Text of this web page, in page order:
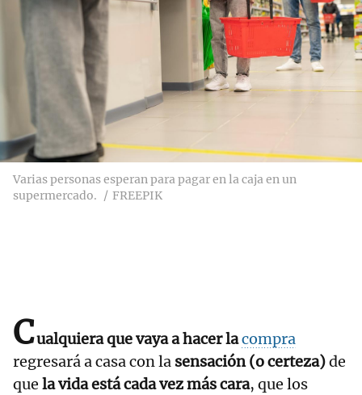
Varias personas esperan para pagar en la caja en un
supermercado.
FREEPIK
Cualquiera que vaya a hacer lacompra
regresará a casa con la sensación (o certeza)de
que la vida está cada vez más cara, que los